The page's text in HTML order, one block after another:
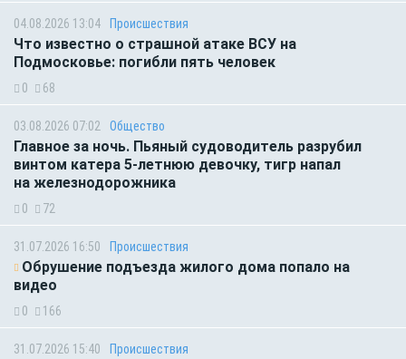
04.08.2026 13:04 Происшествия
Что известно о страшной атаке ВСУ на
Подмосковье: погибли пять человек
0 68
03.08.2026 07:02 Общество
Главное за ночь. Пьяный судоводитель разрубил
винтом катера 5-летнюю девочку, тигр напал
на железнодорожника
0 72
31.07.2026 16:50 Происшествия
Обрушение подъезда жилого дома попало на
видео
0 166
31.07.2026 15:40 Происшествия